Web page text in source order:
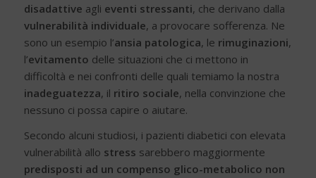
disadattive agli eventi stressanti, che derivano dalla
vulnerabilità individuale, a provocare sofferenza. Ne
sono un esempio l’ansia patologica, le rimuginazioni,
l’evitamento delle situazioni che ci mettono in
difficoltà e nei confronti delle quali temiamo la nostra
inadeguatezza, il ritiro sociale, nella convinzione che
nessuno ci possa capire o aiutare.
Secondo alcuni studiosi, i pazienti diabetici con elevata
vulnerabilità allo stress sarebbero maggiormente
predisposti ad un compenso glico-metabolico non